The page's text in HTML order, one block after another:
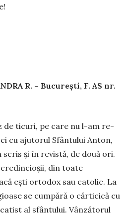
R. – București, F. AS nr.
de ticuri, pe care nu l-am re­
cu ajutorul Sfântului Anton,
și în revistă, de două ori.
din toate
ești ortodox sau catolic. La
se cumpără o cărti­cică cu
al sfântului. Vân­zătorul